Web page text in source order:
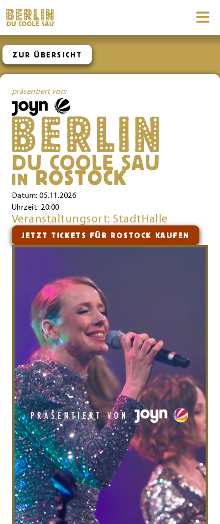
ZUR ÜBERSICHT
präsentiert von:
IN ROSTOCK
Datum: 05.11.2026
Uhrzeit: 20:00
Veranstaltungsort: StadtHalle
JETZT TICKETS FÜR ROSTOCK KAUFEN